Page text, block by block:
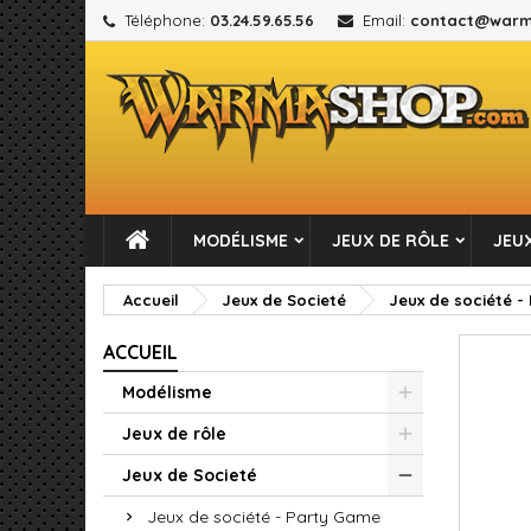
Téléphone: 03.24.59.65.56 Email:
MODÉLISME JEUX DE RÔLE
Accueil Jeux de Societé Jeux de société -
ACCUEIL
Modélisme
Jeux de rôle
Jeux de Societé
Jeux de société - Party Game
add_circle_outline